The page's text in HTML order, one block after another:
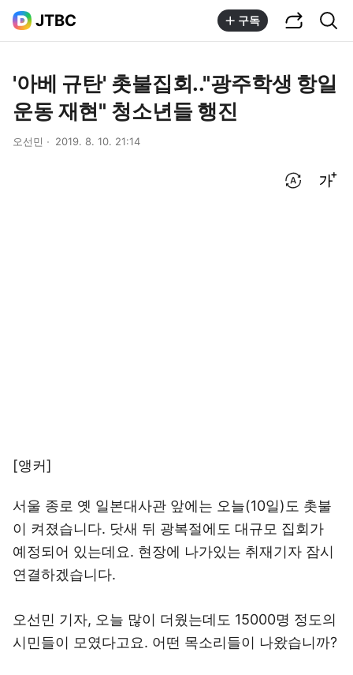
JTBC 구독
'아베 규탄' 촛불집회.."광주학생 항일
운동 재현" 청소년들 행진
오선민 2019. 8. 10. 21:14
[앵커]
서울 종로 옛 일본대사관 앞에는 오늘(10일)도 촛불
이 켜졌습니다. 닷새 뒤 광복절에도 대규모 집회가
예정되어 있는데요. 현장에 나가있는 취재기자 잠시
연결하겠습니다.
오선민 기자, 오늘 많이 더웠는데도 15000명 정도의
시민들이 모였다고요. 어떤 목소리들이 나왔습니까?